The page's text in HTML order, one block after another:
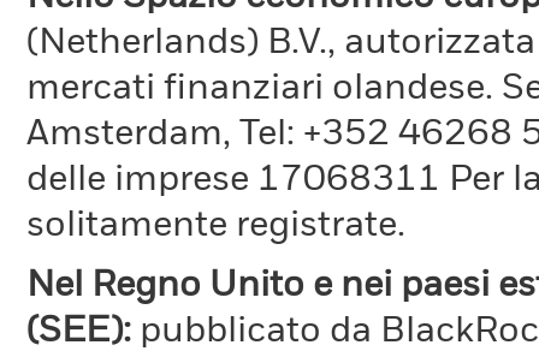
(Netherlands) B.V.,
mercati finanziari olandese.
Amsterdam, Tel: +352 46268
delle imprese 17068311 Per
solitamente registrate.
Nel Regno Unito e nei paesi
(SEE): pubblicato da